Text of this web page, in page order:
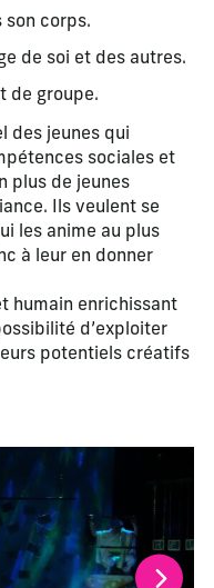
son corps.
de soi et des autres.
de groupe.
des jeunes qui
sociales et
plus de jeunes
Ils veulent se
les anime au plus
à leur en donner
humain enrichissant
d’exploiter
potentiels créatifs
actuelle de ce